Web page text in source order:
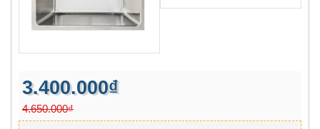
3.400.000₫
4.650.000₫